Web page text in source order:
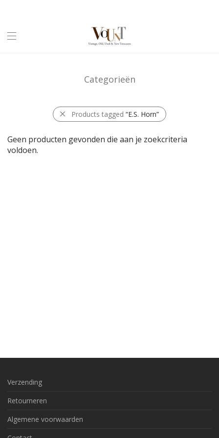
Categorieën
Products tagged “E.S. Horn”
Geen producten gevonden die aan je zoekcriteria
voldoen.
Verzending
Retourneren
Algemene voorwaarden